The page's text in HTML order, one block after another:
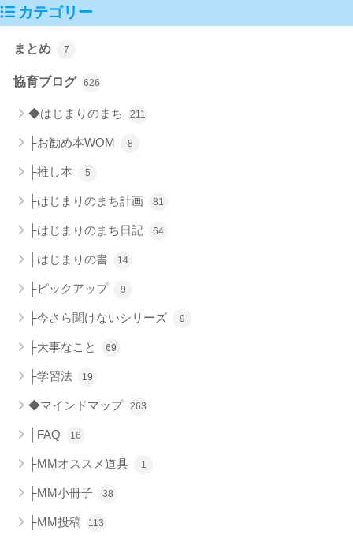
カテゴリー
まとめ 7
協育ブログ 626
◆はじまりのまち 211
├お勧め本WOM 8
├推し本 5
├はじまりのまち計画 81
├はじまりのまち日記 64
├はじまりの書 14
├ピックアップ 9
├今さら聞けないシリーズ 9
├大事なこと 69
├学習法 19
◆マインドマップ 263
├FAQ 16
├MMオススメ道具 1
├MM小冊子 38
├MM投稿 113